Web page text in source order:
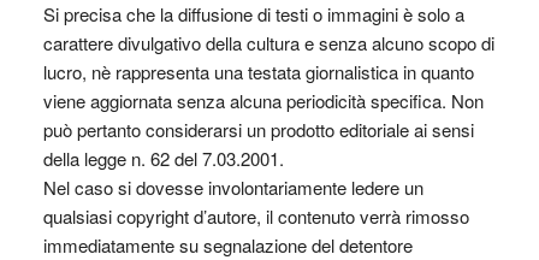
Si precisa che la diffusione di testi o immagini è solo a
carattere divulgativo della cultura e senza alcuno scopo di
lucro, nè rappresenta una testata giornalistica in quanto
viene aggiornata senza alcuna periodicità specifica. Non
può pertanto considerarsi un prodotto editoriale ai sensi
della legge n. 62 del 7.03.2001.
Nel caso si dovesse involontariamente ledere un
qualsiasi copyright d’autore, il contenuto verrà rimosso
immediatamente su segnalazione del detentore